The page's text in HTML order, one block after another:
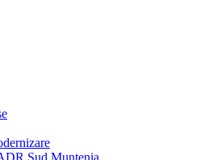
Sud Muntenia